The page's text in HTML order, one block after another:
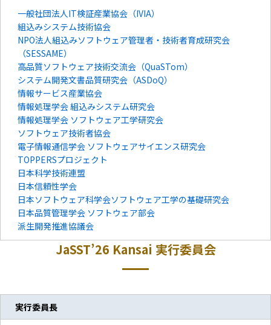
一般社団法人IT検証産業協会（IVIA）
組込みシステム技術協会
NPO法人組込みソフトウェア管理者・技術者育成研究会
（SESSAME）
高品質ソフトウェア技術交流会（QuaSTom）
システム開発文書品質研究会（ASDoQ）
情報サービス産業協会
情報処理学会 組込みシステム研究会
情報処理学会 ソフトウェア工学研究会
ソフトウェア技術者協会
電子情報通信学会 ソフトウェアサイエンス研究会
TOPPERSプロジェクト
日本科学技術連盟
日本信頼性学会
日本ソフトウェア科学会ソフトウェア工学の基礎研究会
日本品質管理学会 ソフトウェア部会
派生開発推進協議会
JaSST’26 Kansai 実行委員会
実行委員長